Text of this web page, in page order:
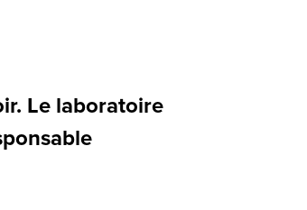
Le laboratoire